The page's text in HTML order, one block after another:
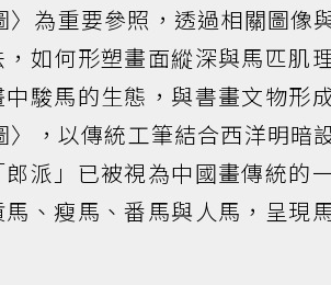
〉為重要參照，透過相關圖像
如何形塑畫面縱深與馬匹肌
駿馬的生態，與書畫文物形
，以傳統工筆結合西洋明暗
派」已被視為中國畫傳統的
、瘦馬、番馬與人馬，呈現